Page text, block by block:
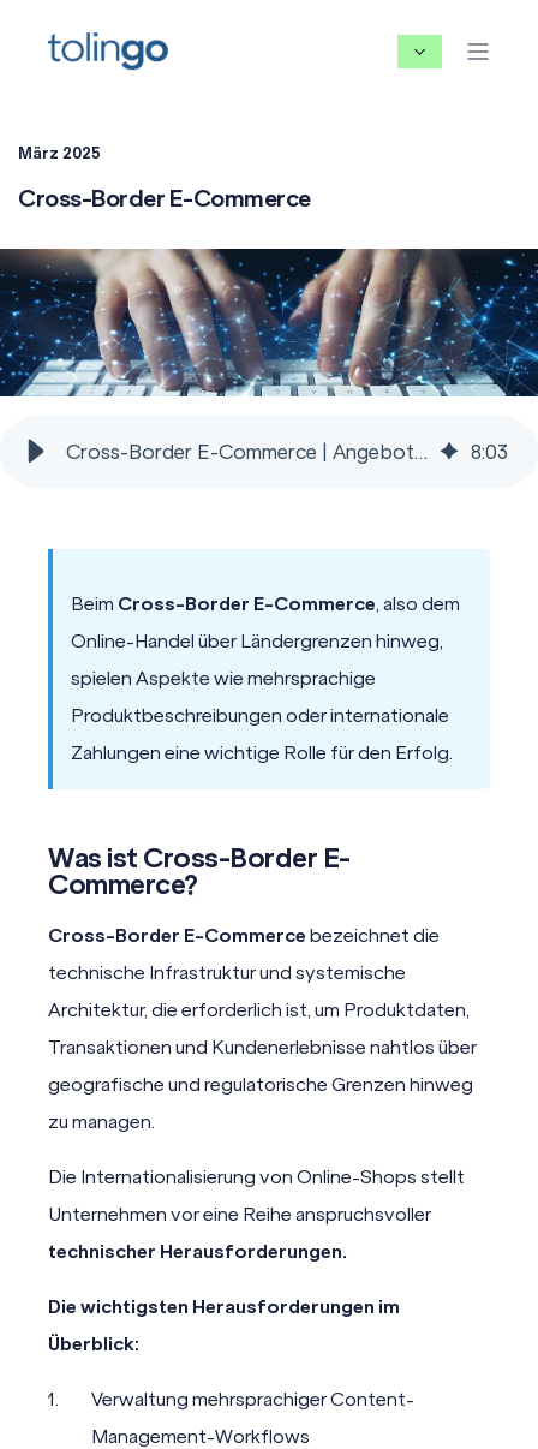
März 2025
Cross-Border E-Commerce
Cross-Border E-Commerce | Angebot anfordern 8:03
Beim Cross-Border E-Commerce, also dem
Online-Handel über Ländergrenzen hinweg,
spielen Aspekte wie mehrsprachige
Produktbeschreibungen oder internationale
Zahlungen eine wichtige Rolle für den Erfolg.
Was ist Cross-Border E-
Commerce?
Cross-Border E-Commerce bezeichnet die
technische Infrastruktur und systemische
Architektur, die erforderlich ist, um Produktdaten,
Transaktionen und Kundenerlebnisse nahtlos über
geografische und regulatorische Grenzen hinweg
zu managen.
Die Internationalisierung von Online-Shops stellt
Unternehmen vor eine Reihe anspruchsvoller
technischer Herausforderungen.
Die wichtigsten Herausforderungen im
Überblick:
Verwaltung mehrsprachigerContent-
Management-Workflows